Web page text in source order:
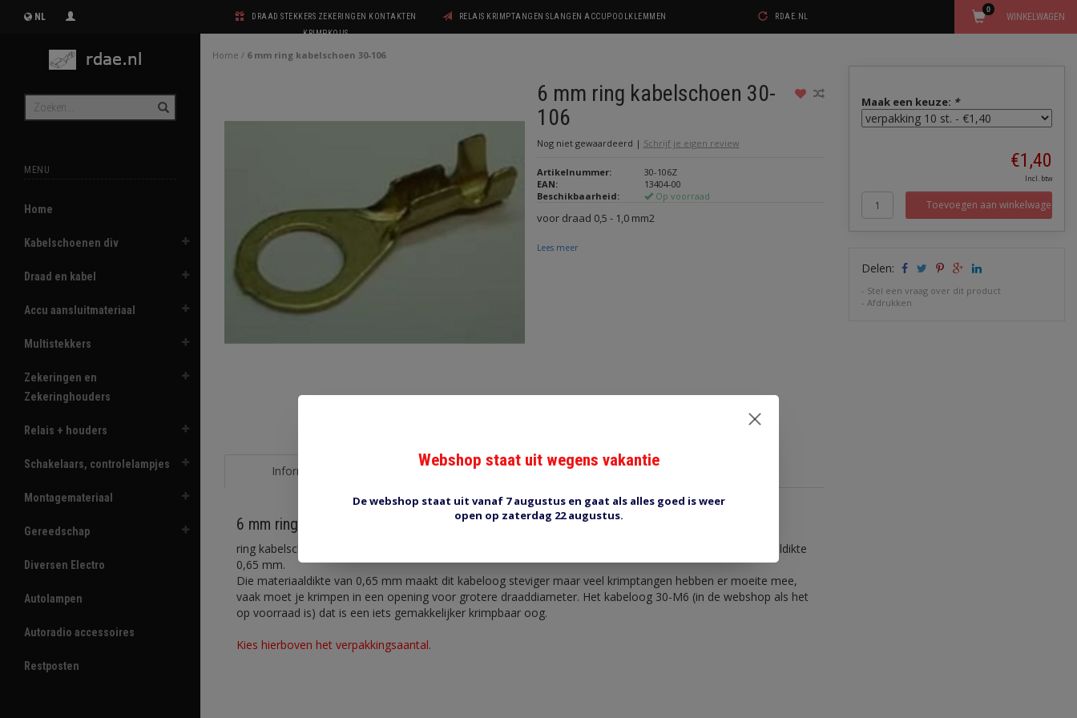
NL
DRAAD STEKKERS ZEKERINGEN KONTAKTEN
KRIMPKOUS
RELAIS KRIMPTANGEN SLANGEN ACCUPOOLKLEMMEN RDAE.NL WINKELWAGEN
0
MENU
Home
Kabelschoenen div
Draad en kabel
Accu aansluitmateriaal
Multistekkers
Zekeringen en
Zekeringhouders
Relais + houders
Schakelaars, controlelampjes
Montagemateriaal
Gereedschap
Diversen Electro
Autolampen
Autoradio accessoires
Restposten
Home / 6 mm ring kabelschoen 30-106
6 mm ring kabelschoen 30-
106
Nog niet gewaardeerd | Schrijf je eigen review
Artikelnummer:
30-106Z
EAN:
13404-00
Beschikbaarheid:
Op voorraad
voor draad 0,5 - 1,0 mm2
Lees meer
Informatie Reviews (0) Tags (0)
6 mm ring kabelschoen 30-106
ring kabelschoenen met 6,5 mm gat voor draad 0.5-1.0 mm2 messing. Buitendiameter 9,6 mm. Materiaaldikte
0,65 mm.
Die materiaaldikte van 0,65 mm maakt dit kabeloog steviger maar veel krimptangen hebben er moeite mee,
vaak moet je krimpen in een opening voor grotere draaddiameter. Het kabeloog 30-M6 (in de webshop als het
op voorraad is) dat is een iets gemakkelijker krimpbaar oog.
Kies hierboven het verpakkingsaantal.
Maak een keuze: *
€1,40
Incl. btw
Toevoegen aan winkelwagen
Delen:
- Stel een vraag over dit product
-Afdrukken
Webshop staat uit wegens vakantie
De webshop staat uit vanaf 7 augustus en gaat als alles goed is weer
open op zaterdag 22 augustus.